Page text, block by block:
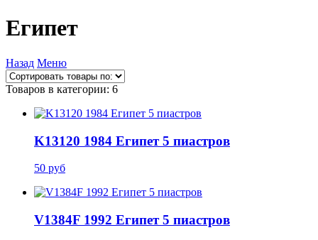
Египет
Назад Меню
Товаров в категории: 6
K13120 1984 Египет 5 пиастров
50 руб
V1384F 1992 Египет 5 пиастров